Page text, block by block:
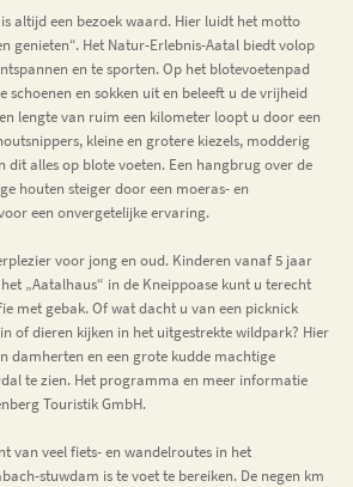
altijd een bezoek waard. Hier luidt het motto
genieten“. Het Natur-Erlebnis-Aatal biedt volop
en te sporten. Op het blotevoetenpad
schoenen en sokken uit en beleeft u de vrijheid
lengte van ruim een kilometer loopt u door een
kleine en grotere kiezels, modderig
dit alles op blote voeten. Een hangbrug over de
houten steiger door een moeras- en
een onvergetelijke ervaring.
voor jong en oud. Kinderen vanaf 5 jaar
„Aatalhaus“ in de Kneippoase kunt u terecht
met gebak. Of wat dacht u van een picknick
of dieren kijken in het uitgestrekte wildpark? Hier
damherten en een grote kudde machtige
te zien. Het programma en meer informatie
Touristik GmbH.
van veel fiets- en wandelroutes in het
stuwdam is te voet te bereiken. De negen km